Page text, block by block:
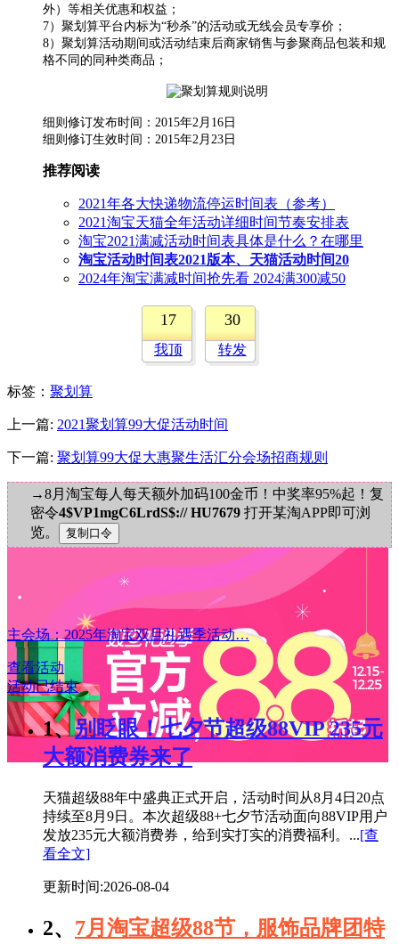
外）等相关优惠和权益；
7）聚划算平台内标为“秒杀”的活动或无线会员专享价；
8）聚划算活动期间或活动结束后商家销售与参聚商品包装和规
格不同的同种类商品；
细则修订发布时间：2015年2月16日
细则修订生效时间：2015年2月23日
推荐阅读
2021年各大快递物流停运时间表（参考）
2021淘宝天猫全年活动详细时间节奏安排表
淘宝2021满减活动时间表具体是什么？在哪里
淘宝活动时间表2021版本、天猫活动时间20
2024年淘宝满减时间抢先看 2024满300减50
17
我顶
30
转发
标签 ： 聚划算
上一篇: 2021聚划算99大促活动时间
下一篇: 聚划算99大促大惠聚生活汇分会场招商规则
→8月淘宝每人每天额外加码100金币！中奖率95%起！复
密令4$VP1mgC6LrdS$:// HU7679 打开某淘APP即可浏
览。
主会场：2025年淘宝双旦礼遇季活动…
查看活动
活动已结束
1、 别眨眼！七夕节超级88VIP 235元
大额消费券来了
天猫超级88年中盛典正式开启，活动时间从8月4日20点
持续至8月9日。本次超级88+七夕节活动面向88VIP用户
发放235元大额消费券，给到实打实的消费福利。...[查
看全文]
更新时间:2026-08-04
2、 7月淘宝超级88节，服饰品牌团特